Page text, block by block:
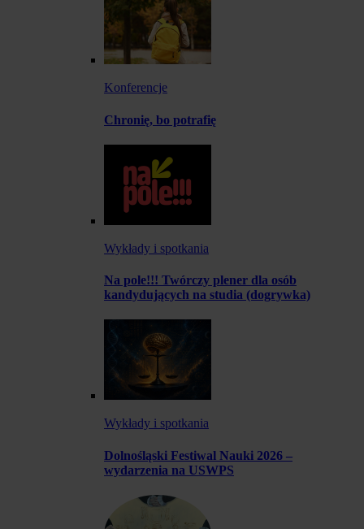
Konferencje
Chronię, bo potrafię
Wykłady i spotkania
Na pole!!! Twórczy plener dla osób
kandydujących na studia (dogrywka)
Wykłady i spotkania
Dolnośląski Festiwal Nauki 2026 –
wydarzenia na USWPS